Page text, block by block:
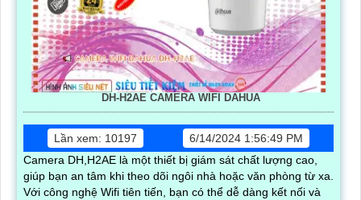
DH-H2AE CAMERA WIFI DAHUA
Lần xem: 10197
6/14/2024 1:56:49 PM
Camera DH,H2AE là một thiết bị giám sát chất lượng cao,
giúp bạn an tâm khi theo dõi ngôi nhà hoặc văn phòng từ xa.
Với công nghệ Wifi tiên tiến, bạn có thể dễ dàng kết nối và